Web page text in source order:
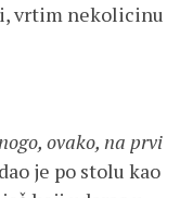
vrtim nekolicinu
ovako, na prvi
je po stolu kao